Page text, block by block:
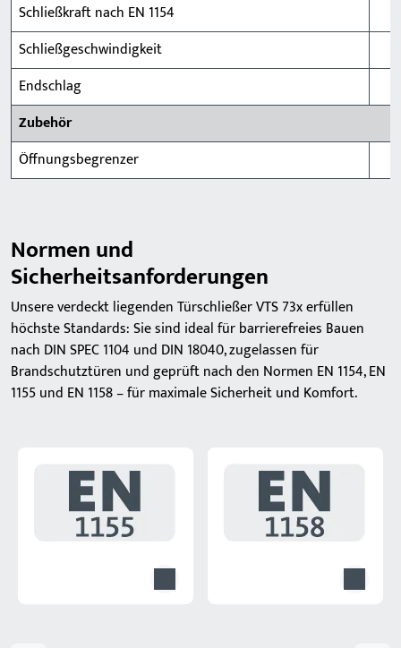
Schließkraft nach EN 1154
Schließgeschwindigkeit
Endschlag
Zubehör
Öffnungsbegrenzer
Normen und
Sicherheitsanforderungen
Unsere verdeckt liegenden Türschließer VTS 73x erfüllen
höchste Standards: Sie sind ideal für barrierefreies Bauen
nach DIN SPEC 1104 und DIN 18040, zugelassen für
Brandschutztüren und geprüft nach den Normen EN 1154, EN
1155 und EN 1158 – für maximale Sicherheit und Komfort.